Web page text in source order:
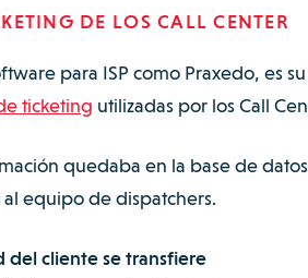
DE LOS CALL CENTER
para ISP como Praxedo, es su
ticketing utilizadas por los Call
quedaba en la base de
equipo de dispatchers.
del cliente se transfiere